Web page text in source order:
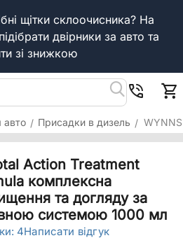
щітки склоочисника? На
двірники за авто та
зі знижкою
авто / Присадки в дизель /
Action Treatment
комплексна
та догляду за
системою 1000 мл
4Написати відгук